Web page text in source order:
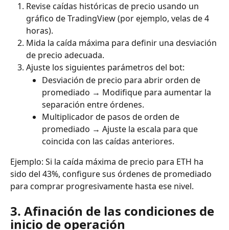
Revise caídas históricas de precio usando un
gráfico de TradingView (por ejemplo, velas de 4
horas).
Mida la caída máxima para definir una desviación
de precio adecuada.
Ajuste los siguientes parámetros del bot:
Desviación de precio para abrir orden de
promediado → Modifique para aumentar la
separación entre órdenes.
Multiplicador de pasos de orden de
promediado → Ajuste la escala para que
coincida con las caídas anteriores.
Ejemplo: Si la caída máxima de precio para ETH ha
sido del 43%, configure sus órdenes de promediado
para comprar progresivamente hasta ese nivel.
3. Afinación de las condiciones de
inicio de operación